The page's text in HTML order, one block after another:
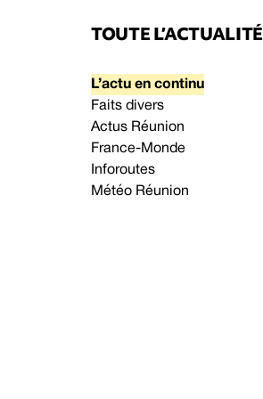
TOUTE L’ACTUALITÉ
L’actu en continu
Faits divers
Actus Réunion
France-Monde
Inforoutes
Météo Réunion